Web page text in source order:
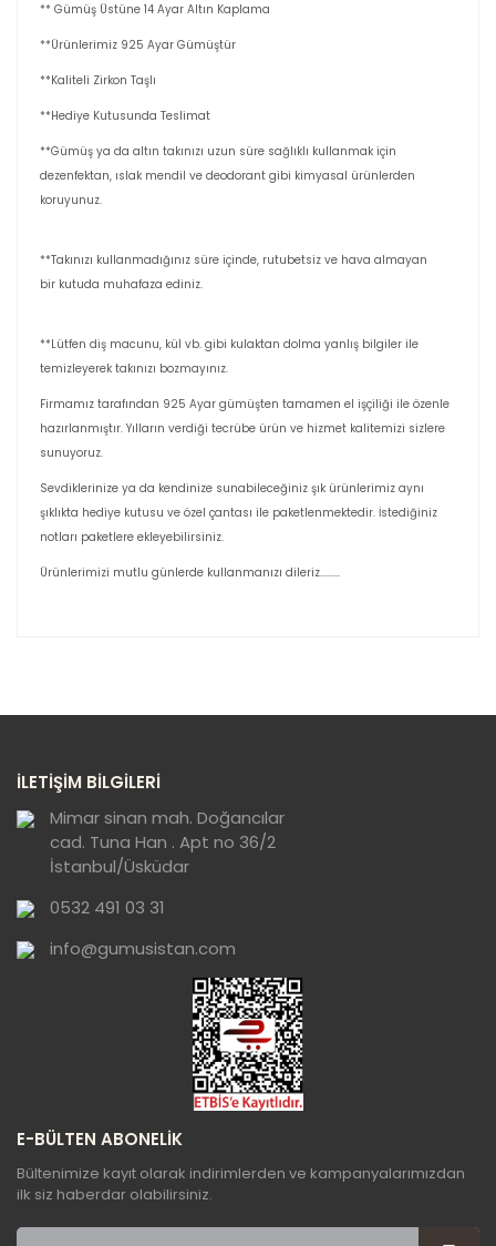
** Gümüş Üstüne 14 Ayar Altın Kaplama
**Ürünlerimiz 925 Ayar Gümüştür
**Kaliteli Zirkon Taşlı
**Hediye Kutusunda Teslimat
**Gümüş ya da altın takınızı uzun süre sağlıklı kullanmak için
dezenfektan, ıslak mendil ve deodorant gibi kimyasal ürünlerden
koruyunuz.
**Takınızı kullanmadığınız süre içinde, rutubetsiz ve hava almayan
bir kutuda muhafaza ediniz.
**Lütfen diş macunu, kül vb. gibi kulaktan dolma yanlış bilgiler ile
temizleyerek takınızı bozmayınız.
Firmamız tarafından 925 Ayar gümüşten tamamen el işçiliği ile özenle
hazırlanmıştır. Yılların verdiği tecrübe ürün ve hizmet kalitemizi sizlere
sunuyoruz.
Sevdiklerinize ya da kendinize sunabileceğiniz şık ürünlerimiz aynı
şıklıkta hediye kutusu ve özel çantası ile paketlenmektedir. İstediğiniz
notları paketlere ekleyebilirsiniz.
Ürünlerimizi mutlu günlerde kullanmanızı dileriz………
görüntülenemiyor.
Ürün açıklamasında eksik bilgiler bulunuyor.
Ürün bilgilerinde hatalar bulunuyor.
Ürün fiyatı diğer sitelerden daha pahalı.
Bu ürüne benzer farklı alternatifler olmalı.
Gönder
İLETİŞİM BİLGİLERİ
Mimar sinan mah. Doğancılar
cad. Tuna Han . Apt no 36/2
İstanbul/Üsküdar
0532 491 03 31
info@gumusistan.com
E-BÜLTEN ABONELİK
Bültenimize kayıt olarak indirimlerden ve kampanyalarımızdan
ilk siz haberdar olabilirsiniz.